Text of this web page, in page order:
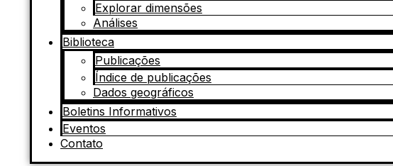
Explorar dimensões
Análises
Biblioteca
Publicações
Índice de publicações
Dados geográficos
Boletins Informativos
Eventos
Contato